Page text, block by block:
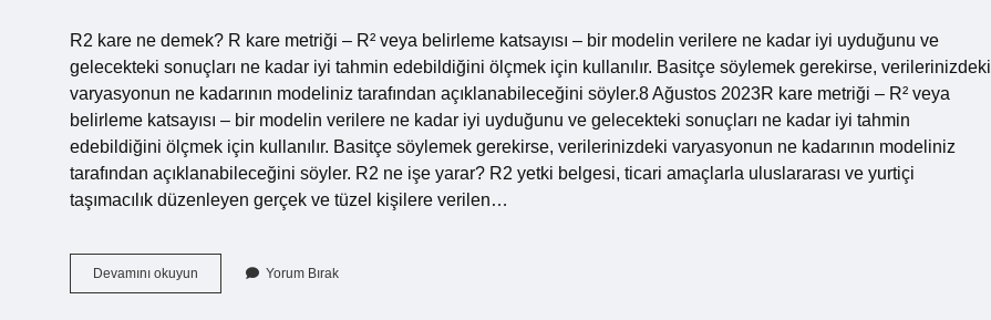
R2 kare ne demek? R kare metriği – R² veya belirleme katsayısı – bir modelin verilere ne kadar iyi uyduğunu ve
gelecekteki sonuçları ne kadar iyi tahmin edebildiğini ölçmek için kullanılır. Basitçe söylemek gerekirse, verilerinizdeki
varyasyonun ne kadarının modeliniz tarafından açıklanabileceğini söyler.8 Ağustos 2023R kare metriği – R² veya
belirleme katsayısı – bir modelin verilere ne kadar iyi uyduğunu ve gelecekteki sonuçları ne kadar iyi tahmin
edebildiğini ölçmek için kullanılır. Basitçe söylemek gerekirse, verilerinizdeki varyasyonun ne kadarının modeliniz
tarafından açıklanabileceğini söyler. R2 ne işe yarar? R2 yetki belgesi, ticari amaçlarla uluslararası ve yurtiçi
taşımacılık düzenleyen gerçek ve tüzel kişilere verilen…
Devamını okuyun
Kare
Yorum Bırak